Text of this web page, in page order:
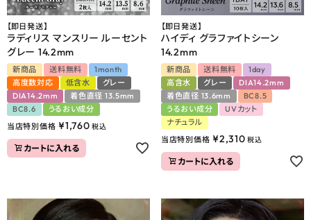
【即日発送】
ラディリス マンスリー ルーセント
グレー 14.2mm
新商品 送料無料
1month
高度数対応
低含水
グレー
DIA14.2mm
着色直径 13.5mm
BC8.6
うるおい成分
当店特別価格 ¥1,760 税込
カートに入れる
【即日発送】
ハイディ グラファイトシーン
14.2mm
新商品 送料無料
1day
高含水
グレー
DIA14.2mm
着色直径 13.6mm
BC8.5
うるおい成分
UVカット
ナチュラル
当店特別価格 ¥2,310 税込
カートに入れる